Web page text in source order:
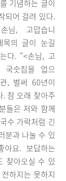
기념하는 글이
되어 걸려 있다.
님, 고맙습니
목의 글이 눈길
다. “<손님, 고
국숫집을 업으
, 벌써 60년이
. 참 오래 찾아주
들은 저와 함께
수 가락처럼 긴
분과 나눌 수 있
아요. 보답하는
찾아오실 수 있
하지는 못하지